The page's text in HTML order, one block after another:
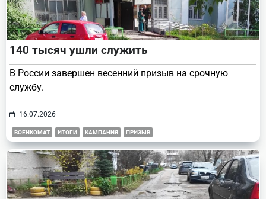
140 тысяч ушли служить
В России завершен весенний призыв на срочную
службу.
16.07.2026
ВОЕНКОМАТ ИТОГИ КАМПАНИЯ ПРИЗЫВ